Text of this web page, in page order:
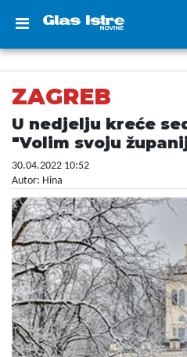
ZAGREB
U nedjelju kreće
"Volim svoju
30.04.2022 10:52
Autor: Hina